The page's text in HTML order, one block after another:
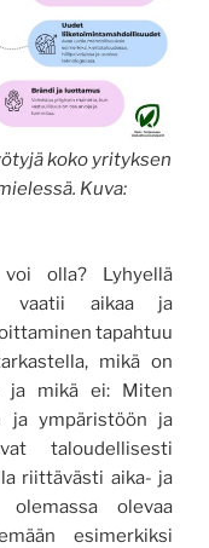
koko yrityksen
Kuva:
olla? Lyhyellä
vaatii aikaa ja
tapahtuu
mikä on
ja mikä ei: Miten
ja ympäristöön ja
taloudellisesti
riittävästi aika- ja
olemassa olevaa
esimerkiksi